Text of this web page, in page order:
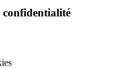
confidentialité